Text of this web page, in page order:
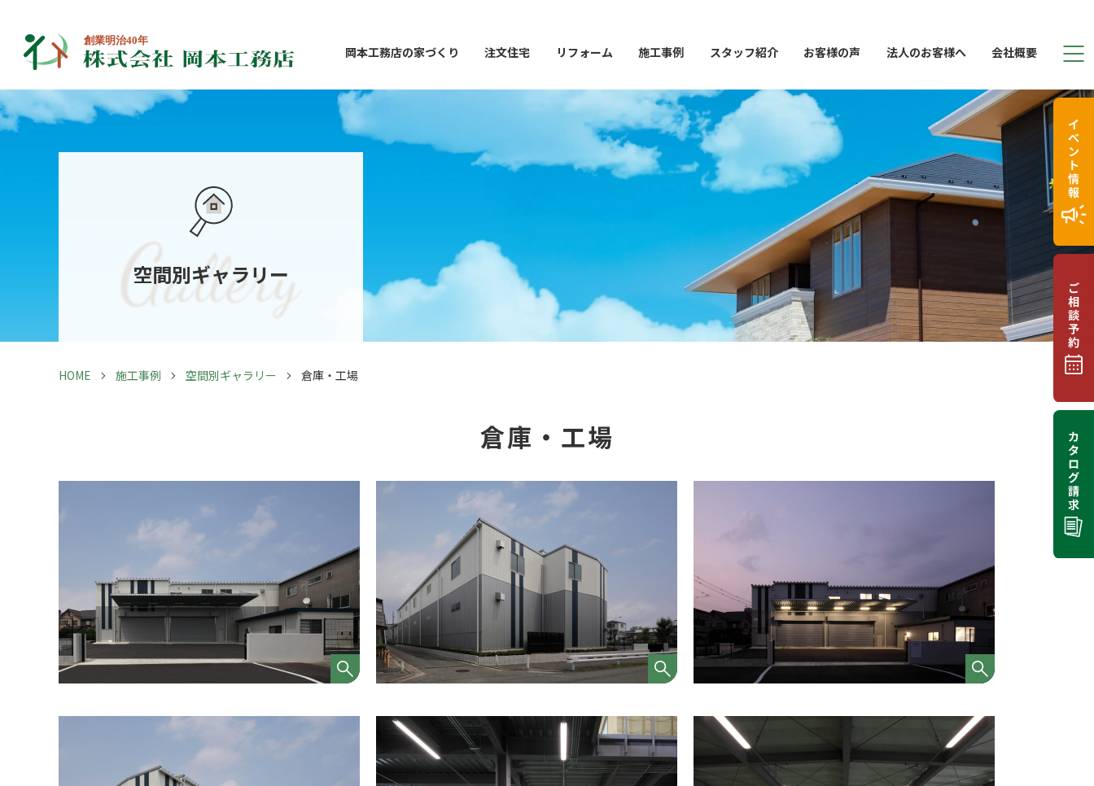
岡本工務店の家づくり 注文住宅 リフォーム 施工事例 スタッフ紹介 お客様の声 法人のお客様へ 会社概要
空間別ギャラリー
HOME 施工事例 空間別ギャラリー 倉庫・工場
倉庫・工場